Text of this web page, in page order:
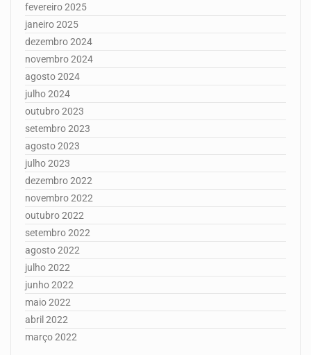
fevereiro 2025
janeiro 2025
dezembro 2024
novembro 2024
agosto 2024
julho 2024
outubro 2023
setembro 2023
agosto 2023
julho 2023
dezembro 2022
novembro 2022
outubro 2022
setembro 2022
agosto 2022
julho 2022
junho 2022
maio 2022
abril 2022
março 2022